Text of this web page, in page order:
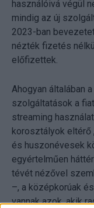
használóivá végül
mindig az új
2023-ban
nézték fizetés
előfizettek.
Ahogyan általában
szolgáltatások a
streaming
korosztályok eltérő
és huszonévesek
egyértelműen
tévét nézővel
–, a középkorúak
vannak azok, akik